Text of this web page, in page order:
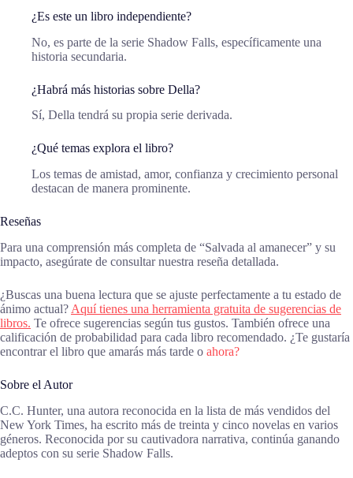
¿Es este un libro independiente?
No, es parte de la serie Shadow Falls, específicamente una
historia secundaria.
¿Habrá más historias sobre Della?
Sí, Della tendrá su propia serie derivada.
¿Qué temas explora el libro?
Los temas de amistad, amor, confianza y crecimiento personal
destacan de manera prominente.
Reseñas
Para una comprensión más completa de “Salvada al amanecer” y su
impacto, asegúrate de consultar nuestra reseña detallada.
¿Buscas una buena lectura que se ajuste perfectamente a tu estado de
ánimo actual? Aquí tienes una herramienta gratuita de sugerencias de
libros. Te ofrece sugerencias según tus gustos. También ofrece una
calificación de probabilidad para cada libro recomendado. ¿Te gustaría
encontrar el libro que amarás más tarde o ahora?
Sobre el Autor
C.C. Hunter, una autora reconocida en la lista de más vendidos del
New York Times, ha escrito más de treinta y cinco novelas en varios
géneros. Reconocida por su cautivadora narrativa, continúa ganando
adeptos con su serie Shadow Falls.